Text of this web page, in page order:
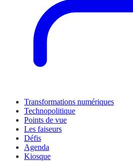
Transformations numériques
Technopolitique
Points de vue
Les faiseurs
Défis
Agenda
Kiosque